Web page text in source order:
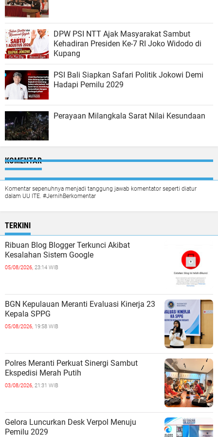
DPW PSI NTT Ajak Masyarakat Sambut
Kehadiran Presiden Ke-7 RI Joko Widodo di
Kupang
PSI Bali Siapkan Safari Politik Jokowi Demi
Hadapi Pemilu 2029
Perayaan Milangkala Sarat Nilai Kesundaan
KOMENTAR
Komentar sepenuhnya menjadi tanggung jawab komentator seperti diatur
dalam UU ITE. #JernihBerkomentar
TERKINI
Ribuan Blog Blogger Terkunci Akibat
Kesalahan Sistem Google
05/08/2026, 23:14 WIB
BGN Kepulauan Meranti Evaluasi Kinerja 23
Kepala SPPG
05/08/2026, 19:58 WIB
Polres Meranti Perkuat Sinergi Sambut
Ekspedisi Merah Putih
03/08/2026, 21:31 WIB
Gelora Luncurkan Desk Verpol Menuju
Pemilu 2029